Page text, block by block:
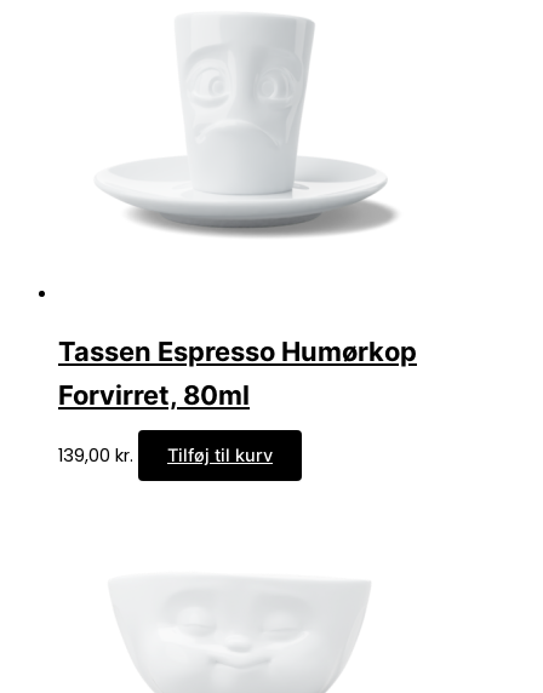
Tassen Espresso Humørkop
Forvirret, 80ml
139,00 kr. Tilføj til kurv